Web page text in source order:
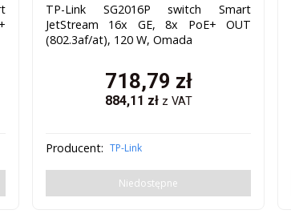
TP-Link SG2016P switch Smart
JetStream 16x GE, 8x PoE+ OUT
(802.3af/at), 120 W, Omada
718,79 zł
884,11 zł z VAT
Producent: TP-Link
Niedostępne